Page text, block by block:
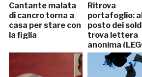
Cantante malata
di cancro torna a
casa per stare con
la figlia
Ritrova
portafoglio:
posto dei
trova lettera
anonima